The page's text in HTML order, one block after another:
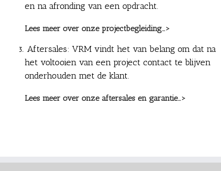
en na afronding van een opdracht.
Lees meer over onze projectbegleiding…>
Aftersales: VRM vindt het van belang om dat na
het voltooien van een project contact te blijven
onderhouden met de klant.
Lees meer over onze aftersales en garantie…>